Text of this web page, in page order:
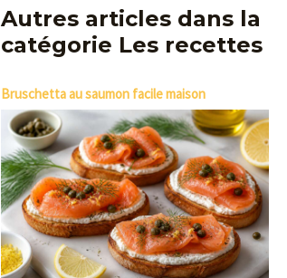
Autres articles dans la
catégorie Les recettes
Bruschetta au saumon facile maison